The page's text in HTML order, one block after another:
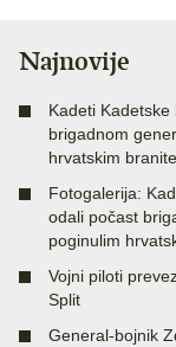
Najnovije
Kadeti Kadetske
brigadnom
hrvatskim
Fotogalerija:
odali počast
poginulim
Vojni piloti
Split
General-bojnik